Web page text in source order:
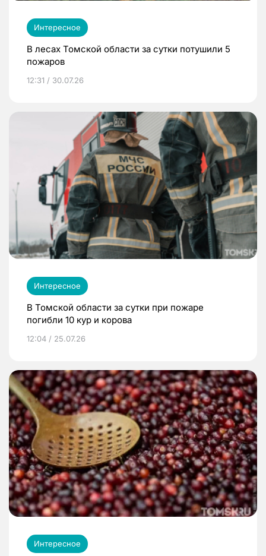
Интересное
В лесах Томской области за сутки потушили 5
пожаров
12:31 / 30.07.26
Интересное
В Томской области за сутки при пожаре
погибли 10 кур и корова
12:04 / 25.07.26
Интересное